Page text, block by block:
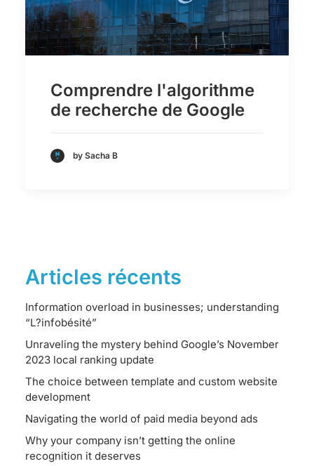
Comprendre l'algorithme
de recherche de Google
by Sacha B
Articles récents
Information overload in businesses; understanding
“L?infobésité”
Unraveling the mystery behind Google’s November
2023 local ranking update
The choice between template and custom website
development
Navigating the world of paid media beyond ads
Why your company isn’t getting the online
recognition it deserves